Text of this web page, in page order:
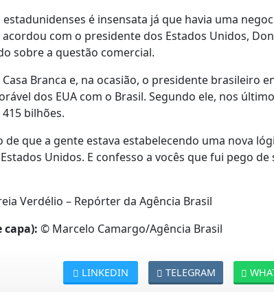
é insensata já que havia uma
com o presidente dos Estados Unidos,
sobre a questão comercial.
Branca e, na ocasião, o presidente brasileiro
dos EUA com o Brasil. Segundo ele, nos
bilhões.
de que a gente estava estabelecendo uma nova
Unidos. E confesso a vocês que fui pego
Verdélio – Repórter da Agência Brasil
capa): © Marcelo Camargo/Agência Brasil
TELEGRAM
LINKEDIN